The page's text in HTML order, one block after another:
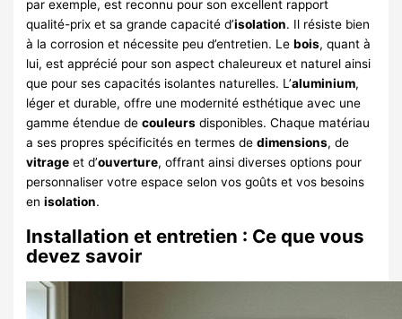
par exemple, est reconnu pour son excellent rapport
qualité-prix et sa grande capacité d’isolation. Il résiste bien
à la corrosion et nécessite peu d’entretien. Lebois, quant à
lui, est apprécié pour son aspect chaleureux et naturel ainsi
que pour ses capacités isolantes naturelles. L’aluminium,
léger et durable, offre une modernité esthétique avec une
gamme étendue decouleurs disponibles. Chaque matériau
a ses propres spécificités en termes dedimensions, de
vitrage et d’ouverture, offrant ainsi diverses options pour
personnaliser votre espace selon vos goûts et vos besoins
enisolation.
Installation et entretien : Ce que vous
devez savoir